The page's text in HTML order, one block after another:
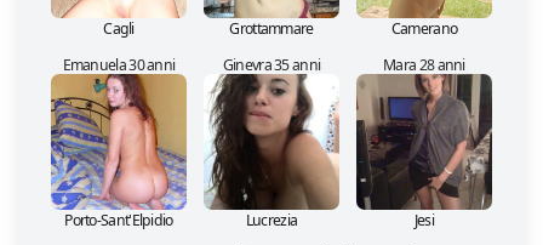
Cagli Grottammare
Camerano
Emanuela 30 anni
Porto-Sant'Elpidio
Ginevra 35 anni
Lucrezia
Mara 28 anni
Jesi